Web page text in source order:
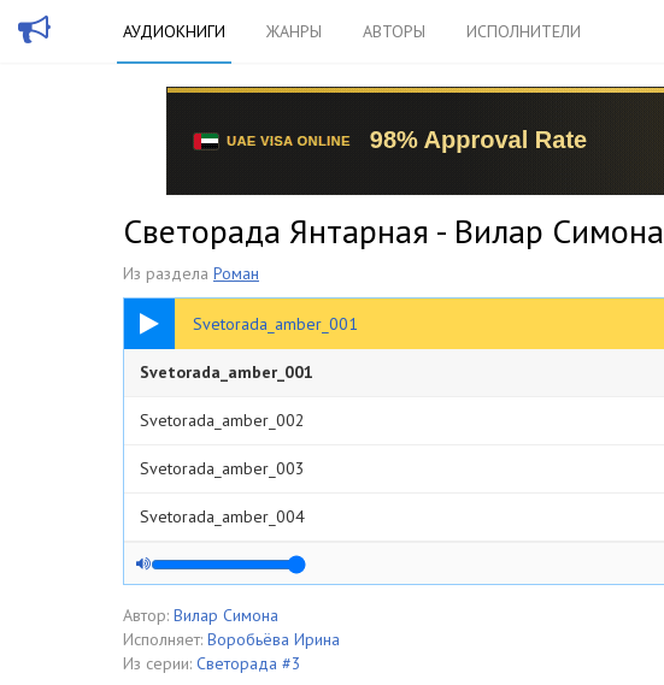
АУДИОКНИГИ ЖАНРЫ АВТОРЫ ИСПОЛНИТЕЛИ
Светорада Янтарная - Вилар Симона
Из раздела Роман
Svetorada_amber_001
06:29
Svetorada_amber_001
Svetorada_amber_002
Svetorada_amber_003
Svetorada_amber_004
Svetorada_amber_005
Svetorada_amber_006
Svetorada_amber_007
Автор: Вилар Симона
Исполняет: Воробьёва Ирина
Из серии: Светорада #3